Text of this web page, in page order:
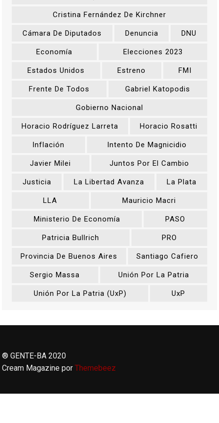
Cristina Fernández De Kirchner
Cámara De Diputados Denuncia DNU
Economía Elecciones 2023
Estados Unidos Estreno FMI
Frente De Todos Gabriel Katopodis
Gobierno Nacional
Horacio Rodríguez Larreta Horacio Rosatti
Inflación Intento De Magnicidio
Javier Milei Juntos Por El Cambio
Justicia La Libertad Avanza La Plata
LLA Mauricio Macri
Ministerio De Economía PASO
Patricia Bullrich PRO
Provincia De Buenos Aires Santiago Cafiero
Sergio Massa Unión Por La Patria
Unión Por La Patria (UxP) UxP
® GENTE-BA 2020
Cream Magazine porThemebeez